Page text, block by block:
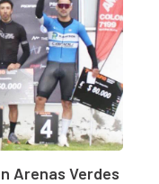
Arenas Verdes